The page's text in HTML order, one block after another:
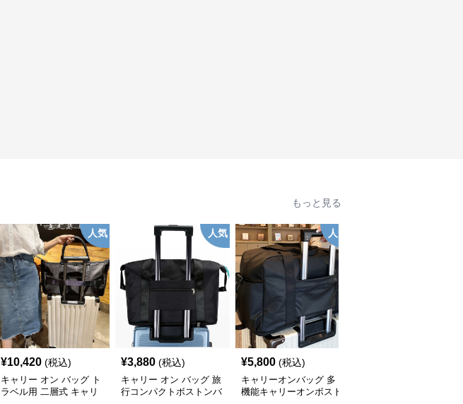
もっと見る
人気
¥10,420 (税込)
キャリー オン バッグ ト
ラベル用 二層式 キャリ
人気
¥3,880 (税込)
キャリー オン バッグ 旅
行コンパクトボストンバ
人気
¥5,800 (税込)
キャリーオンバッグ 多
機能キャリーオンボスト